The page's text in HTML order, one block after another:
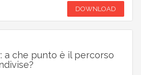
DOWNLOAD
a che punto è il percorso